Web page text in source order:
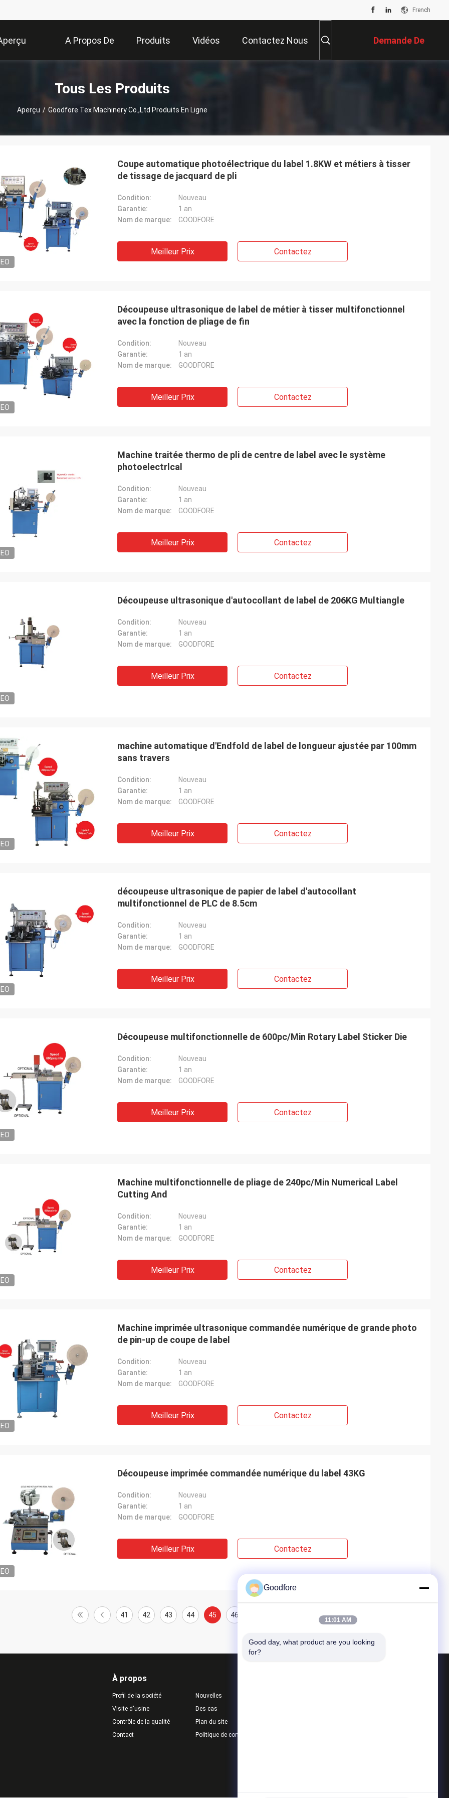
French
A Propos De Produits Vidéos Contactez Nous Demande De
Soumission
Tous Les Produits
Aperçu / Goodfore Tex Machinery Co.,Ltd Produits En Ligne
Dennis
de la machine de jacquard est
et a été recommandée aux
Le produit est très bon et la qualité est
très bonne. Je la rachèterai.
Coupe automatique photoélectrique du label 1.8KW et métiers à tisser
de tissage de jacquard de pli
Condition:
Nouveau
Garantie:
1 an
Nom de marque:
GOODFORE
Meilleur Prix Contactez
Découpeuse ultrasonique de label de métier à tisser multifonctionnel
avec la fonction de pliage de fin
Condition:
Nouveau
Garantie:
1 an
Nom de marque:
GOODFORE
Meilleur Prix Contactez
Machine traitée thermo de pli de centre de label avec le système
photoelectrlcal
Condition:
Nouveau
Garantie:
1 an
Nom de marque:
GOODFORE
Meilleur Prix Contactez
Découpeuse ultrasonique d'autocollant de label de 206KG Multiangle
Condition:
Nouveau
Garantie:
1 an
Nom de marque:
GOODFORE
Meilleur Prix Contactez
machine automatique d'Endfold de label de longueur ajustée par 100mm
sans travers
Condition:
Nouveau
Garantie:
1 an
Nom de marque:
GOODFORE
Meilleur Prix Contactez
découpeuse ultrasonique de papier de label d'autocollant
multifonctionnel de PLC de 8.5cm
Condition:
Nouveau
Garantie:
1 an
Nom de marque:
GOODFORE
Meilleur Prix Contactez
Découpeuse multifonctionnelle de 600pc/Min Rotary Label Sticker Die
Condition:
Nouveau
Garantie:
1 an
Nom de marque:
GOODFORE
Meilleur Prix Contactez
Machine multifonctionnelle de pliage de 240pc/Min Numerical Label
Cutting And
Condition:
Nouveau
Garantie:
1 an
Nom de marque:
GOODFORE
Meilleur Prix Contactez
Machine imprimée ultrasonique commandée numérique de grande photo
de pin-up de coupe de label
Condition:
Nouveau
Garantie:
1 an
Nom de marque:
GOODFORE
Meilleur Prix Contactez
Découpeuse imprimée commandée numérique du label 43KG
Condition:
Nouveau
Garantie:
1 an
Nom de marque:
GOODFORE
Meilleur Prix Contactez
41 42 43 44 45 46
À propos
Profil de la société
Visite d'usine
Contrôle de la qualité
Contact
Nouvelles
Des cas
Plan du site
Politique de confidentialité
Goodfore
11:01 AM
Good day, what product are you looking
for?